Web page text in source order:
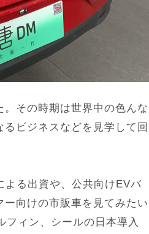
その時期は世界中の色んな
ビジネスなどを見学して回
よる出資や、公共向けEVバ
向けの市販車を見てみたい
フィン、シールの日本導入